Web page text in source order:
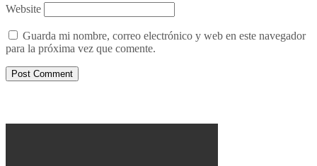
Website
Guarda mi nombre, correo electrónico y web en este navegador
para la próxima vez que comente.